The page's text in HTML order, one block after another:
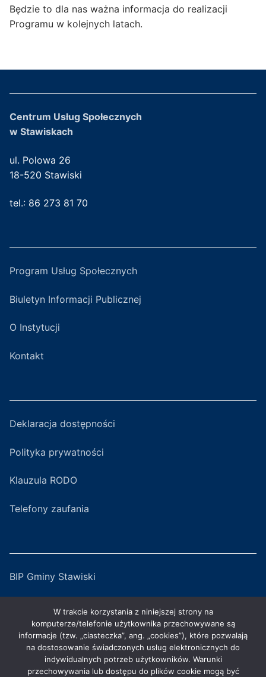
Będzie to dla nas ważna informacja do realizacji
Programu w kolejnych latach.
Centrum Usług Społecznych
w Stawiskach
ul. Polowa 26
18-520 Stawiski
tel.: 86 273 81 70
Program Usług Społecznych
Biuletyn Informacji Publicznej
O Instytucji
Kontakt
Deklaracja dostępności
Polityka prywatności
Klauzula RODO
Telefony zaufania
BIP Gminy Stawiski
ZGKiM w Stawiskach
GOKiS w Stawiskach
W trakcie korzystania z niniejszej strony na
komputerze/telefonie użytkownika przechowywane są
informacje (tzw. „ciasteczka”, ang. „cookies”), które pozwalają
na dostosowanie świadczonych usług elektronicznych do
indywidualnych potrzeb użytkowników. Warunki
przechowywania lub dostępu do plików cookie mogą być